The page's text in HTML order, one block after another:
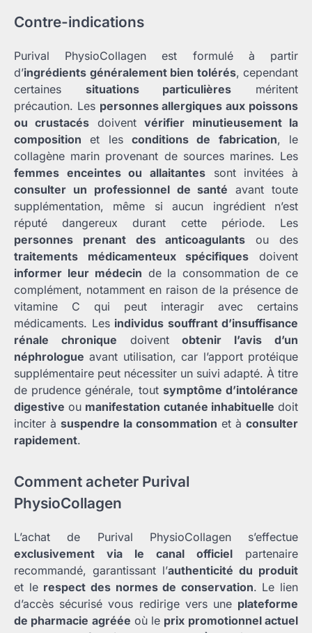
Contre-indications
Purival PhysioCollagen est formulé à partir
d’ingrédients généralement bien tolérés, cependant
certaines situations particulières méritent
précaution. Les personnes allergiques aux poissons
ou crustacés doiventvérifier minutieusement la
composition et les conditions de fabrication, le
collagène marin provenant de sources marines. Les
femmes enceintes ou allaitantes sont invitées à
consulter un professionnel de santé avant toute
supplémentation, même si aucun ingrédient n’est
réputé dangereux durant cette période. Les
personnes prenant des anticoagulants ou des
traitements médicamenteux spécifiques doivent
informer leur médecin de la consommation de ce
complément, notamment en raison de la présence de
vitamine C qui peut interagir avec certains
médicaments. Les individus souffrant d’insuffisance
rénale chronique doiventobtenir l’avis d’un
néphrologue avant utilisation, car l’apport protéique
supplémentaire peut nécessiter un suivi adapté. À titre
de prudence générale, tout symptôme d’intolérance
digestive ou manifestation cutanée inhabituelle doit
inciter à suspendre la consommation et à consulter
rapidement.
Comment acheter Purival
PhysioCollagen
L’achat de Purival PhysioCollagen s’effectue
exclusivement via le canal officiel partenaire
recommandé, garantissant l’authenticité du produit
et le respect des normes de conservation. Le lien
d’accès sécurisé vous redirige vers une plateforme
de pharmacie agréée où le prix promotionnel actuel